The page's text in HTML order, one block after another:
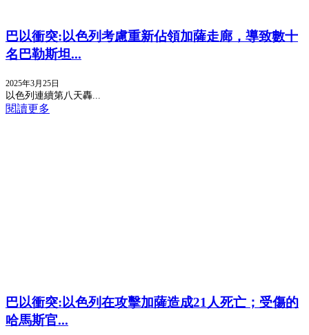
巴以衝突:以色列考慮重新佔領加薩走廊，導致數十
名巴勒斯坦...
2025年3月25日
以色列連續第八天轟...
閱讀更多
巴以衝突:以色列在攻擊加薩造成21人死亡；受傷的
哈馬斯官...